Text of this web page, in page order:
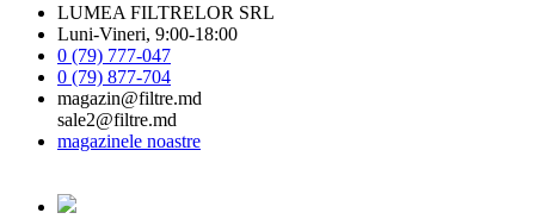
LUMEA FILTRELOR SRL
Luni-Vineri, 9:00-18:00
0 (79) 777-047
0 (79) 877-704
magazin@filtre.md
sale2@filtre.md
magazinele noastre